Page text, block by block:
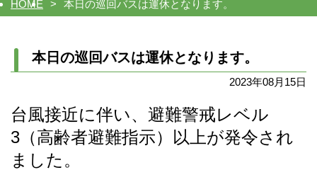
HOME 本日の巡回バスは運休となります。
本日の巡回バスは運休となります。
2023年08月15日
台風接近に伴い、避難警戒レベル
3（高齢者避難指示）以上が発令され
ました。